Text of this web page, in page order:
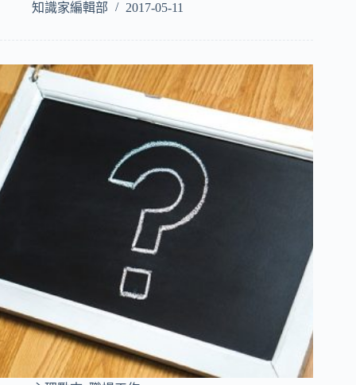
知識家編輯部
2017-05-11